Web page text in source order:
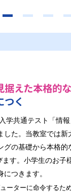
据えた本格的
つく
学共通テスト「情報
した。当教室では新
グの基礎から本格的
ます。小学生のお子
つきます。
ーターに命令するた